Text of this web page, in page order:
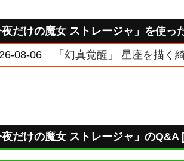
夜だけの魔女 ストレージャ」を使っ
08-06
「幻真覚醒」 星座を描く
夜だけの魔女 ストレージャ」のQ&A